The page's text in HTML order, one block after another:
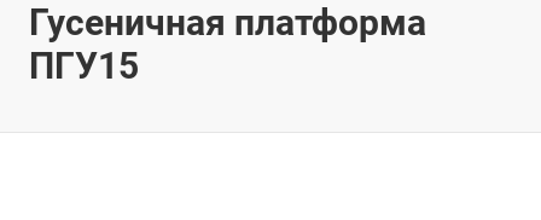
Гусеничная платформа
ПГУ15